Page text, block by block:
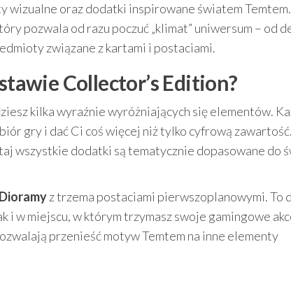
oraz dodatki inspirowane światem
pozwala od razu poczuć „klimat” uniwersum – od
związane z kartami i postaciami.
Collector’s Edition?
kilka wyraźnie wyróżniających się elementów.
gry i dać Ci coś więcej niż tylko cyfrową
wszystkie dodatki są tematycznie dopasowane do
z trzema postaciami pierwszoplanowymi. To
i w miejscu, w którym trzymasz swoje gamingowe
przenieść motyw Temtem na inne elementy